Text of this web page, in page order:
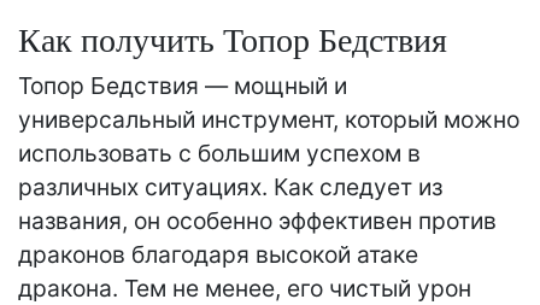
Как получить Топор Бедствия
Топор Бедствия — мощный и
универсальный инструмент, который можно
использовать с большим успехом в
различных ситуациях. Как следует из
названия, он особенно эффективен против
драконов благодаря высокой атаке
дракона. Тем не менее, его чистый урон